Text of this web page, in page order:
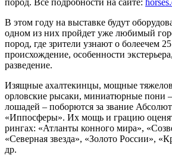
пород. Все подробности на сайте:
В этом году на выставке будут
одном из них пройдет уже любимый
пород, где зрители узнают о болеечем
происхождение, особенности
разведение.
Изящные ахалтекинцы, мощные
орловские рысаки, миниатюрные пони –
лошадей – поборются за звание
«Иппосферы». Их мощь и грацию
рингах: «Атланты конного мира»,
«Северная звезда», «Золото России»,
др.